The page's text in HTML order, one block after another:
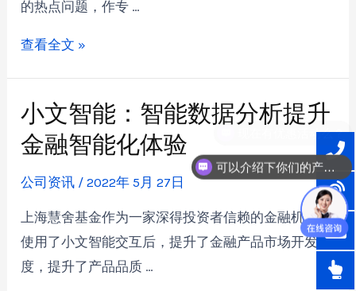
的热点问题，作专 …
查看全文 »
小文智能：智能数据分析提升
金融智能化体验
公司资讯 /2022年 5月 27日
上海慧舍基金作为一家深得投资者信赖的金融机构，
使用了小文智能交互后，提升了金融产品市场开发速
度，提升了产品品质 …
可以介绍下你们的产品么？
现在有优惠活动么？